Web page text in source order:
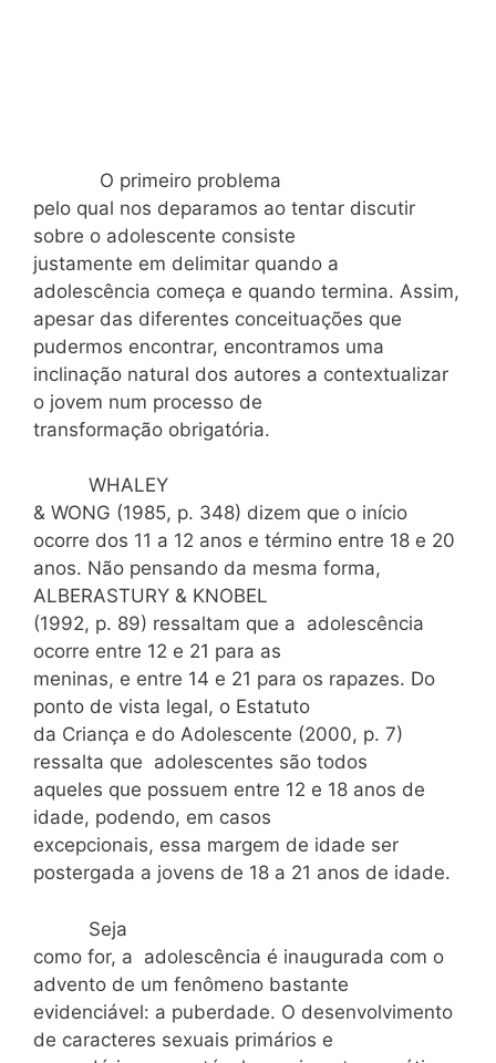
O primeiro problema
pelo qual nos deparamos ao tentar discutir
sobre o adolescente consiste
justamente em delimitar quando a
adolescência começa e quando termina. Assim,
apesar das diferentes conceituações que
pudermos encontrar, encontramos uma
inclinação natural dos autores a contextualizar
o jovem num processo de
transformação obrigatória.
WHALEY
& WONG (1985, p. 348) dizem que o início
ocorre dos 11 a 12 anos e término entre 18 e 20
anos. Não pensando da mesma forma,
ALBERASTURY & KNOBEL
(1992, p. 89) ressaltam que a adolescência
ocorre entre 12 e 21 para as
meninas, e entre 14 e 21 para os rapazes. Do
ponto de vista legal, o Estatuto
da Criança e do Adolescente (2000, p. 7)
ressalta que adolescentes são todos
aqueles que possuem entre 12 e 18 anos de
idade, podendo, em casos
excepcionais, essa margem de idade ser
postergada a jovens de 18 a 21 anos de idade.
Seja
como for, a adolescência é inaugurada com o
advento de um fenômeno bastante
evidenciável: a puberdade. O desenvolvimento
de caracteres sexuais primários e